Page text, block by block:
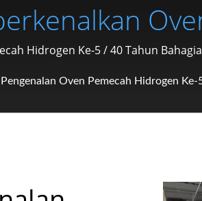
Kunci Muter,
Hidrogen Ke-5 / 40 Tahun
Oven Pemecah Hidrogen Ke-